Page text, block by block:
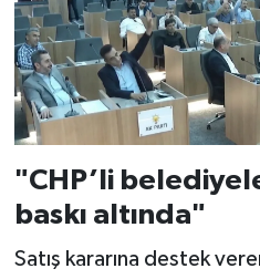
"CHP’li
baskı altında"
Satış kararına destek